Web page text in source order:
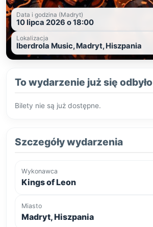
Data i godzina (Madryt)
10 lipca 2026 o 18:00
Lokalizacja
Iberdrola Music, Madryt, Hiszpania
To wydarzenie już się odbyło
Bilety nie są już dostępne.
Szczegóły wydarzenia
Wykonawca
Kings of Leon
Miasto
Madryt, Hiszpania